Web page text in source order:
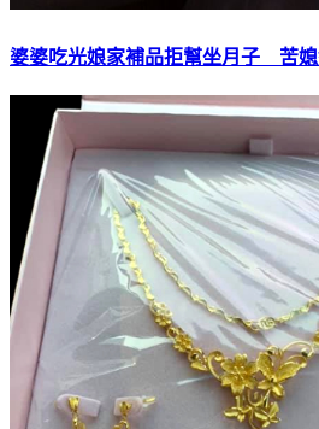
婆婆吃光娘家補品拒幫坐月子 苦